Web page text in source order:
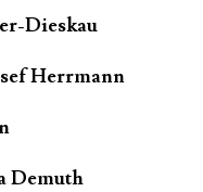
Dieskau
Herrmann
Demuth